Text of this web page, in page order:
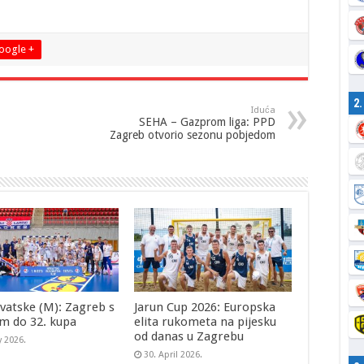
+
Iduća
SEHA – Gazprom liga: PPD
Zagreb otvorio sezonu pobjedom
(M): Zagreb s
do 32. kupa
2026.
Jarun Cup 2026: Europska
elita rukometa na pijesku
od danas u Zagrebu
30. April 2026.